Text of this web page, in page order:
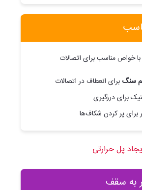
با خواص مناسب برای اتصالات
سنگ برای انعطاف در اتصالات
برای درزگیری
برای پر کردن شکاف‌ها
پل حرارتی
به سقف